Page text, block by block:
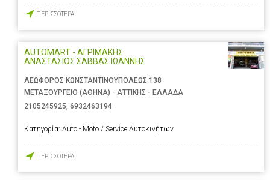
ΠΕΡΙΣΣΟΤΕΡΑ
AUTOMART - ΑΓΡΙΜΑΚΗΣ
ΑΝΑΣΤΑΣΙΟΣ ΣΑΒΒΑΣ ΙΩΑΝΝΗΣ
ΛΕΩΦΟΡΟΣ ΚΩΝΣΤΑΝΤΙΝΟΥΠΟΛΕΩΣ 138
ΜΕΤΑΞΟΥΡΓΕΙΟ (ΑΘΗΝΑ) - ΑΤΤΙΚΗΣ - ΕΛΛΑΔΑ
2105245925, 6932463194
Κατηγορία: Auto - Moto / Service Αυτοκινήτων
ΠΕΡΙΣΣΟΤΕΡΑ